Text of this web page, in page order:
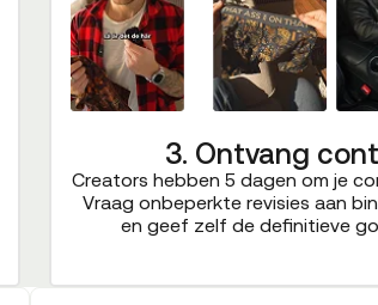
3. Ontvang
Creators hebben 5 dagen om je
Vraag onbeperkte revisies aan
en geef zelf de definitieve